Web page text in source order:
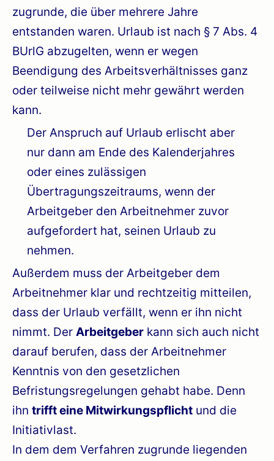
zugrunde, die über mehrere Jahre
entstanden waren. Urlaub ist nach § 7 Abs. 4
BUrlG abzugelten, wenn er wegen
Beendigung des Arbeitsverhältnisses ganz
oder teilweise nicht mehr gewährt werden
kann.
Der Anspruch auf Urlaub erlischt aber
nur dann am Ende des Kalenderjahres
oder eines zulässigen
Übertragungszeitraums, wenn der
Arbeitgeber den Arbeitnehmer zuvor
aufgefordert hat, seinen Urlaub zu
nehmen.
Außerdem muss der Arbeitgeber dem
Arbeitnehmer klar und rechtzeitig mitteilen,
dass der Urlaub verfällt, wenn er ihn nicht
nimmt. Der Arbeitgeber kann sich auch nicht
darauf berufen, dass der Arbeitnehmer
Kenntnis von den gesetzlichen
Befristungsregelungen gehabt habe. Denn
ihn trifft eine Mitwirkungspflicht und die
Initiativlast.
In dem dem Verfahren zugrunde liegenden